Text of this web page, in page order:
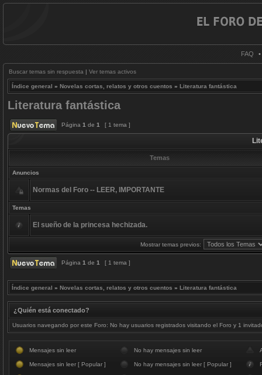
FAQ •
Buscar temas sin respuesta | Ver temas activos
Índice general » Novelas cortas, relatos y otros cuentos » Literatura fantástica
Literatura fantástica
Página 1 de 1 [ 1 tema ]
Temas
Anuncios
Normas del Foro -- LEER, IMPORTANTE
Temas
El sueño de la princesa hechizada.
Mostrar temas previos:
Página 1 de 1 [ 1 tema ]
Índice general » Novelas cortas, relatos y otros cuentos » Literatura fantástica
¿Quién está conectado?
Usuarios navegando por este Foro: No hay usuarios registrados visitando el Foro y 1
Mensajes sin leer No hay mensajes sin leer
Mensajes sin leer [ Popular ] No hay mensajes sin leer [ Popular ]